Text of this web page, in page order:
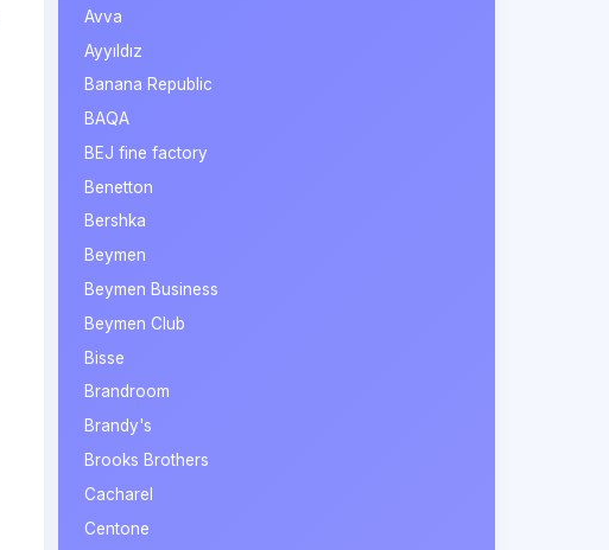
Avva
Ayyıldız
Banana Republic
BAQA
BEJ fine factory
Benetton
Bershka
Beymen
Beymen Business
Beymen Club
Bisse
Brandroom
Brandy's
Brooks Brothers
Cacharel
Centone